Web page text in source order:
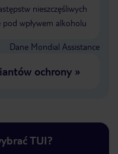
nieszczęśliwych
pod wpływem alkoholu
Dane Mondial Assistance
ochrony»
TUI?